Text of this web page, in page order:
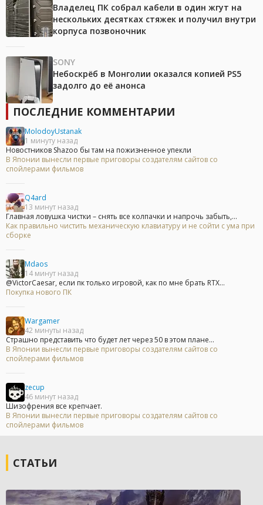
Владелец ПК собрал кабели в один жгут на
нескольких десятках стяжек и получил внутри
корпуса позвоночник
SONY
Небоскрёб в Монголии оказался копией PS5
задолго до её анонса
ПОСЛЕДНИЕ КОММЕНТАРИИ
MolodoyUstanak
1 минуту назад
Новостников Shazoo бы там на пожизненное упекли
В Японии вынесли первые приговоры создателям сайтов со
спойлерами фильмов
Q4ard
13 минут назад
Главная ловушка чистки – снять все колпачки и напрочь забыть,...
Как правильно чистить механическую клавиатуру и не сойти с ума при
сборке
Mdaos
14 минут назад
@VictorCaesar, если пк только игровой, как по мне брать RTX...
Покупка нового ПК
Wargamer
42 минуты назад
Страшно представить что будет лет через 50 в этом плане...
В Японии вынесли первые приговоры создателям сайтов со
спойлерами фильмов
zecup
46 минут назад
Шизофрения все крепчает.
В Японии вынесли первые приговоры создателям сайтов со
спойлерами фильмов
СТАТЬИ